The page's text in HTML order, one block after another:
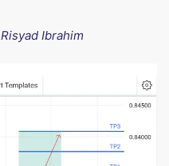
Risyad Ibrahim